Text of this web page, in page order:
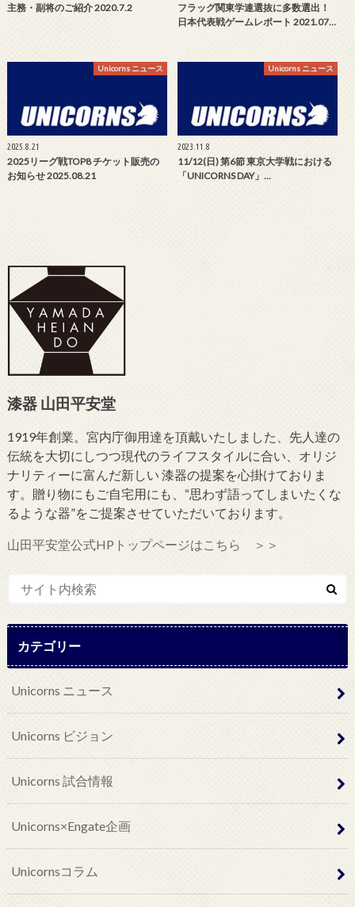
主務・副将のご紹介 2020.7.2
フラッグ関東学連選抜に多数選出！
日本代表戦ゲームレポート 2021.07…
Unicorns ニュース
2025.8.21
2025リーグ戦TOP8 チケット販売の
お知らせ 2025.08.21
Unicorns ニュース
2023.11.8
11/12(日) 第6節 東京大学戦における
「UNICORNS DAY」…
漆器 山田平安堂
1919年創業。宮内庁御用達を頂戴いたしました、先人達の
伝統を大切にしつつ現代のライフスタイルに合い、オリジ
ナリティーに富んだ新しい 漆器の提案を心掛けておりま
す。贈り物にもご自宅用にも、“思わず語ってしまいたくな
るような器”をご提案させていただいております。
山田平安堂公式HPトップページはこちら ＞＞
カテゴリー
Unicorns ニュース
Unicorns ビジョン
Unicorns 試合情報
Unicorns×Engate企画
Unicornsコラム